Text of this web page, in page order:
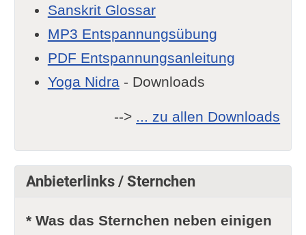
Sanskrit Glossar
MP3 Entspannungsübung
PDF Entspannungsanleitung
Yoga Nidra- Downloads
--> ... zu allen Downloads
Anbieterlinks / Sternchen
* Was das Sternchen neben einigen